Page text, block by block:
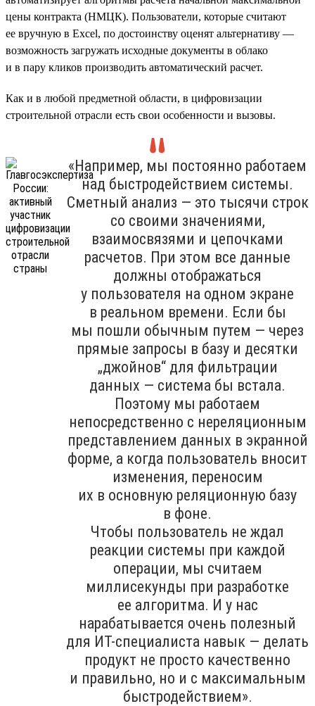
цены контракта (НМЦК). Пользователи, которые считают
ее вручную в Excel, по достоинству оценят альтернативу —
возможность загружать исходные документы в облако
и в пару кликов производить автоматический расчет.
Как и в любой предметной области, в цифровизации
строительной отрасли есть свои особенности и вызовы.
«Например, мы постоянно работаем
над быстродействием системы.
Сметный анализ — это тысячи строк
со своими значениями,
взаимосвязями и цепочками
расчетов. При этом все данные
должны отображаться
у пользователя на одном экране
в реальном времени. Если бы
мы пошли обычным путем — через
прямые запросы в базу и десятки
„джойнов“ для фильтрации
данных — система бы встала.
Поэтому мы работаем
непосредственно с нереляционным
представлением данных в экранной
форме, а когда пользователь вносит
изменения, переносим
их в основную реляционную базу
в фоне.
Чтобы пользователь не ждал
реакции системы при каждой
операции, мы считаем
миллисекунды при разработке
ее алгоритма. И у нас
нарабатывается очень полезный
для ИТ-специалиста навык — делать
продукт не просто качественно
и правильно, но и с максимальным
быстродействием».